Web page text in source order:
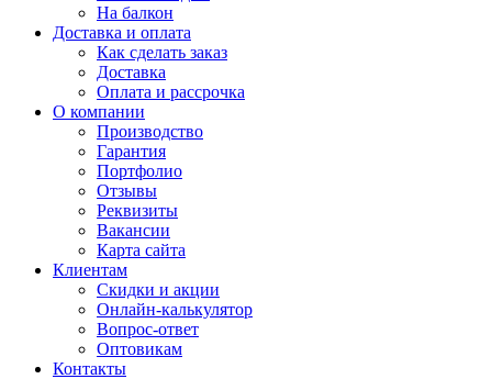
На балкон
Доставка и оплата
Как сделать заказ
Доставка
Оплата и рассрочка
О компании
Производство
Гарантия
Портфолио
Отзывы
Реквизиты
Вакансии
Карта сайта
Клиентам
Скидки и акции
Онлайн-калькулятор
Вопрос-ответ
Оптовикам
Контакты